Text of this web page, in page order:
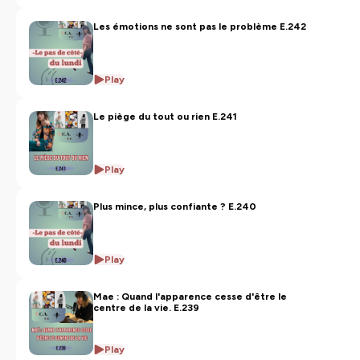
confidentialite
pour plus d'informations.
Les émotions ne sont pas le problème E.242
Play
Le piège du tout ou rien E.241
Play
Plus mince, plus confiante ? E.240
Play
Mae : Quand l'apparence cesse d'être le
centre de la vie. E.239
Play